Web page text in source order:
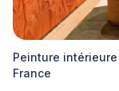
Peinture
France